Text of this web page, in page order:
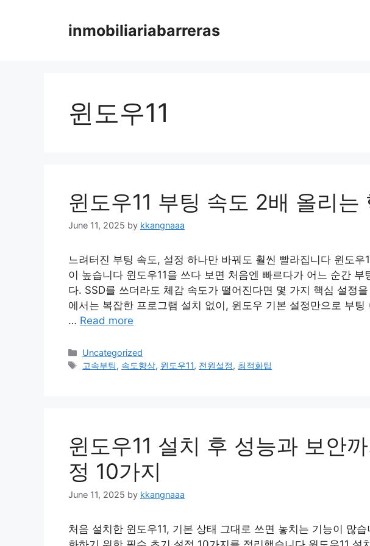
inmobiliariabarreras
윈도우11
윈도우11 부팅 속도 2배 올리는
June 11, 2025 by kkangnaaa
느려터진 부팅 속도, 설정 하나만 바꿔도 훨씬 빨라집니다 윈도우
이 높습니다 윈도우11을 쓰다 보면 처음엔 빠르다가 어느 순간 부
다. SSD를 쓰더라도 체감 속도가 떨어진다면 몇 가지 핵심 설정
에서는 복잡한 프로그램 설치 없이, 윈도우 기본 설정만으로 부
… Read more
Categories
Uncategorized
Tags
고속부팅, 속도향상, 윈도우11, 전원설정, 최적화팁
윈도우11 설치 후 성능과 보안
정 10가지
June 11, 2025 by kkangnaaa
처음 설치한 윈도우11, 기본 상태 그대로 쓰면 놓치는 기능이 많